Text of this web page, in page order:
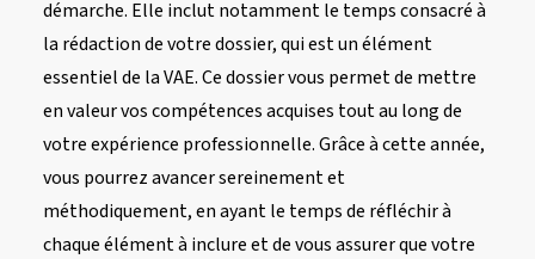
démarche. Elle inclut notamment le temps consacré à
la rédaction de votre dossier, qui est un élément
essentiel de la VAE. Ce dossier vous permet de mettre
en valeur vos compétences acquises tout au long de
votre expérience professionnelle. Grâce à cette année,
vous pourrez avancer sereinement et
méthodiquement, en ayant le temps de réfléchir à
chaque élément à inclure et de vous assurer que votre